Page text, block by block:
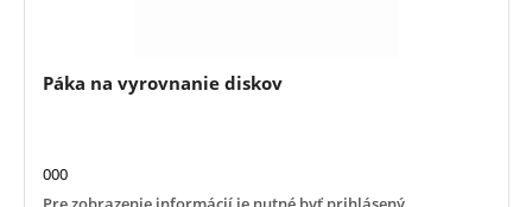
Páka na vyrovnanie diskov
000